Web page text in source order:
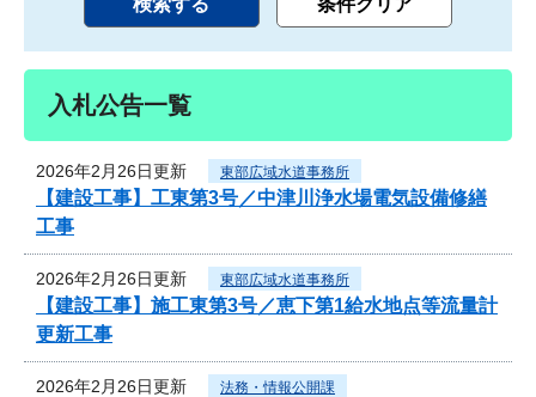
入札公告一覧
2026年2月26日更新 東部広域水道事務所
【建設工事】工東第3号／中津川浄水場電気設備修繕
工事
2026年2月26日更新 東部広域水道事務所
【建設工事】施工東第3号／恵下第1給水地点等流量計
更新工事
2026年2月26日更新 法務・情報公開課